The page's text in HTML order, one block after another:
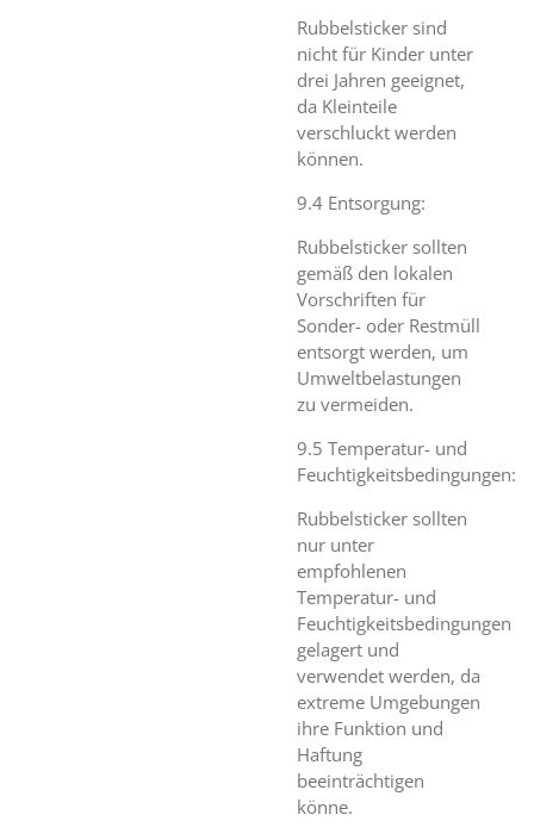
Rubbelsticker sind
nicht für Kinder unter
drei Jahren geeignet,
da Kleinteile
verschluckt werden
können.
9.4 Entsorgung:
Rubbelsticker sollten
gemäß den lokalen
Vorschriften für
Sonder- oder Restmüll
entsorgt werden, um
Umweltbelastungen
zu vermeiden.
9.5 Temperatur- und
Feuchtigkeitsbedingungen:
Rubbelsticker sollten
nur unter
empfohlenen
Temperatur- und
Feuchtigkeitsbedingungen
gelagert und
verwendet werden, da
extreme Umgebungen
ihre Funktion und
Haftung
beeinträchtigen
könne.